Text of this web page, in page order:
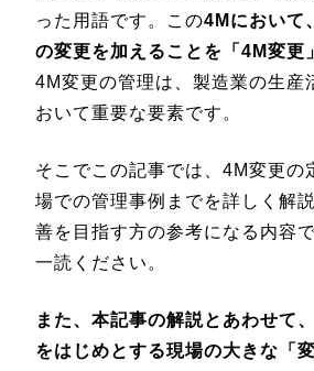
った用語です。この4Mにおいて
の変更を加えることを「4M変更
4M変更の管理は、製造業の生産
おいて重要な要素です。
そこでこの記事では、4M変更の
場での管理事例までを詳しく解
善を目指す方の参考になる内容
一読ください。
また、本記事の解説とあわせて
をはじめとする現場の大きな「